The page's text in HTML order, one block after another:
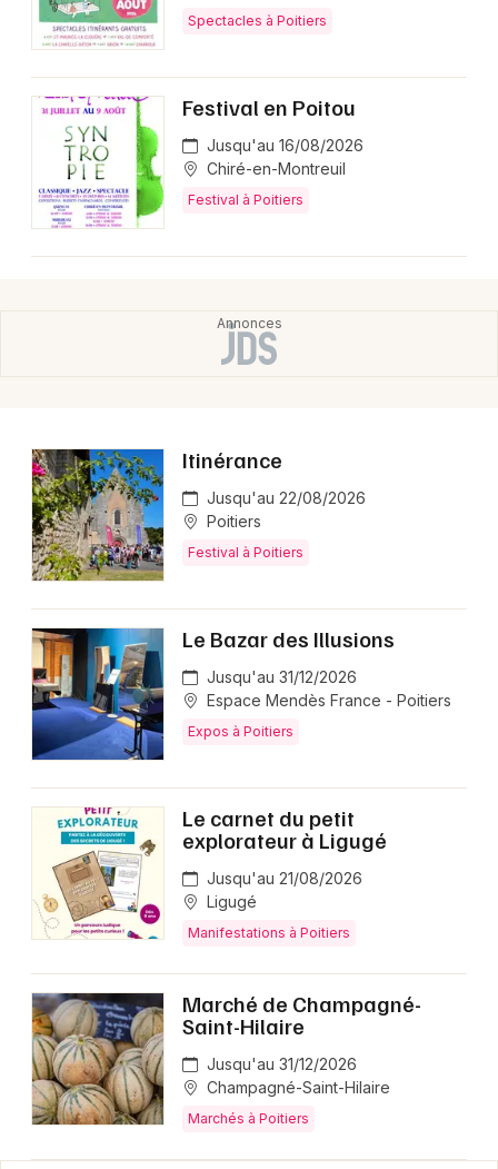
Spectacles à Poitiers
Festival en Poitou
Jusqu'au 16/08/2026
Chiré-en-Montreuil
Festival à Poitiers
Itinérance
Jusqu'au 22/08/2026
Poitiers
Festival à Poitiers
Le Bazar des Illusions
Jusqu'au 31/12/2026
Espace Mendès France - Poitiers
Expos à Poitiers
Le carnet du petit
explorateur à Ligugé
Jusqu'au 21/08/2026
Ligugé
Manifestations à Poitiers
Marché de Champagné-
Saint-Hilaire
Jusqu'au 31/12/2026
Champagné-Saint-Hilaire
Marchés à Poitiers